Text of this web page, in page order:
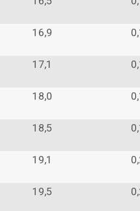
16,9
17,1
18,0
18,5
19,1
19,5